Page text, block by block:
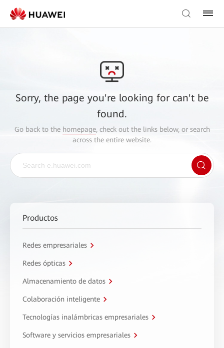
Sorry, the page you're looking for can't be
found.
Go back to the homepage, check out the links below, or search
across the entire website.
Productos
Redes empresariales
Redes ópticas
Almacenamiento de datos
Colaboración inteligente
Tecnologías inalámbricas empresariales
Software y servicios empresariales